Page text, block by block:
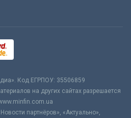
Код ЕГРПОУ: 35506859
на других сайтах разрешается
партнёров», «Актуально»,